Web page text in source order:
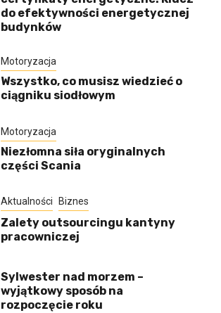
do efektywności energetycznej
budynków
Motoryzacja
Wszystko, co musisz wiedzieć o
ciągniku siodłowym
Motoryzacja
Niezłomna siła oryginalnych
części Scania
Aktualności Biznes
Zalety outsourcingu kantyny
pracowniczej
Sylwester nad morzem –
wyjątkowy sposób na
rozpoczęcie roku